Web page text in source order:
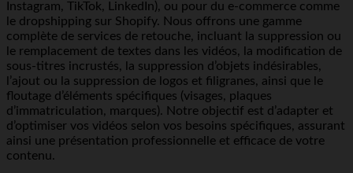
Instagram, TikTok, LinkedIn), ou pour du e-commerce comme
le dropshipping sur Shopify. Nous offrons une gamme
complète de services de retouche, incluant la suppression ou
le remplacement de textes dans les vidéos, la modification de
sous-titres incrustés, la suppression d’objets indésirables,
l’ajout ou la suppression de logos et filigranes, ainsi que le
floutage d’éléments spécifiques (visages, plaques
d’immatriculation, marques). Notre objectif est d’adapter et
d’optimiser vos vidéos selon vos besoins spécifiques, assurant
ainsi une présentation professionnelle et efficace de votre
contenu.